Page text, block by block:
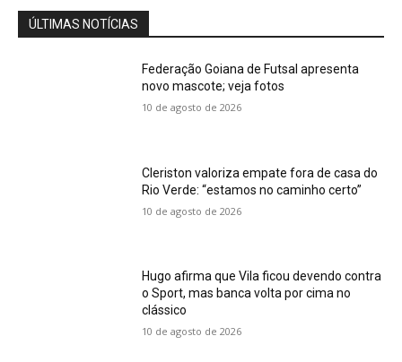
ÚLTIMAS NOTÍCIAS
Federação Goiana de Futsal apresenta
novo mascote; veja fotos
10 de agosto de 2026
Cleriston valoriza empate fora de casa do
Rio Verde: “estamos no caminho certo”
10 de agosto de 2026
Hugo afirma que Vila ficou devendo contra
o Sport, mas banca volta por cima no
clássico
10 de agosto de 2026